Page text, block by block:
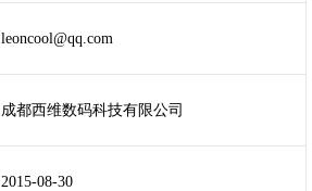
leoncool@qq.com
成都西维数码科技有限公司
2015-08-30